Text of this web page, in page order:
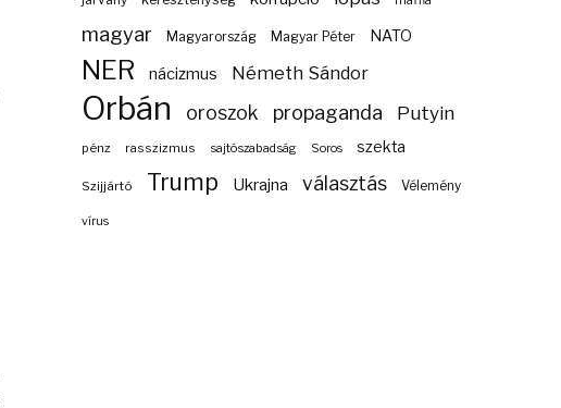
magyar Magyarország Magyar Péter NATO
NER nácizmus Németh Sándor
Orbán oroszok propaganda Putyin
pénz rasszizmus sajtószabadság Soros szekta
Szijjártó Trump Ukrajna választás Vélemény
vírus